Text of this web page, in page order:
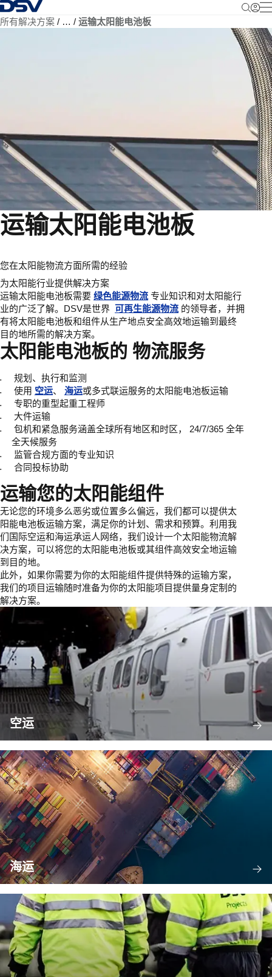
返回首页
所有解决方案 … 运输太阳能电池板
运输太阳能电池板
您在太阳能物流方面所需的经验
为太阳能行业提供解决方案
运输太阳能电池板需要 绿色能源物流 专业知识和对太阳能行
业的广泛了解。DSV是世界 可再生能源物流 的领导者，并拥
有将太阳能电池板和组件从生产地点安全高效地运输到最终
目的地所需的解决方案。
太阳能电池板的 物流服务
规划、执行和监测
使用 空运、 海运或多式联运服务的太阳能电池板运输
专职的重型起重工程师
大件运输
包机和紧急服务涵盖全球所有地区和时区， 24/7/365 全年
全天候服务
监管合规方面的专业知识
合同投标协助
运输您的太阳能组件
无论您的环境多么恶劣或位置多么偏远，我们都可以提供太
阳能电池板运输方案，满足你的计划、需求和预算。利用我
们国际空运和海运承运人网络，我们设计一个太阳能物流解
决方案，可以将您的太阳能电池板或其组件高效安全地运输
到目的地。
此外，如果你需要为你的太阳能组件提供特殊的运输方案，
我们的项目运输随时准备为你的太阳能项目提供量身定制的
解决方案。
空运
海运